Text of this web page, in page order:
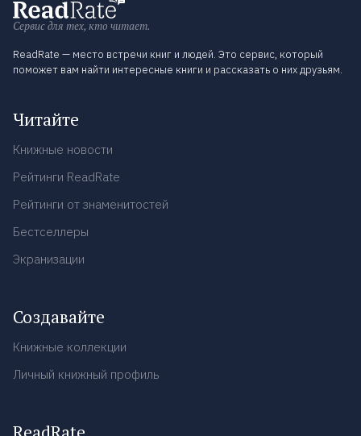
Сервис для тех, кто читает.
ReadRate — место встречи книг и людей. Это сервис, который
поможет вам найти интересные книги и рассказать о них друзьям.
Читайте
Книжные новости
Рейтинги ReadRate
Рейтинги от знаменитостей
Бестселлеры
Экранизации
Создавайте
Книжные коллекции
Личный книжный профиль